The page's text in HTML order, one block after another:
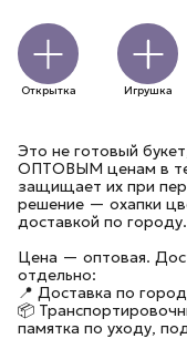
Открытка Игрушка
Это не готовый
ОПТОВЫМ ценам в
защищает их при
решение — охапки
доставкой по городу.
Цена — оптовая.
отдельно:
📍 Доставка по
📦
памятка по уходу,